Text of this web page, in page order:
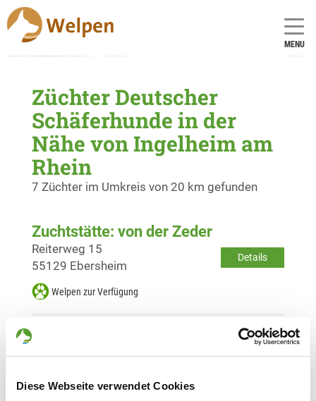
Diese Webseite verwendet Cookies
MENU
Züchter Deutscher
Schäferhunde in der
Nähe von Ingelheim am
Rhein
7 Züchter im Umkreis von 20 km gefunden
Zuchtstätte: von der Zeder
Details
Reiterweg 15
55129 Ebersheim
Welpen zur Verfügung
Am Finkenschlag 20